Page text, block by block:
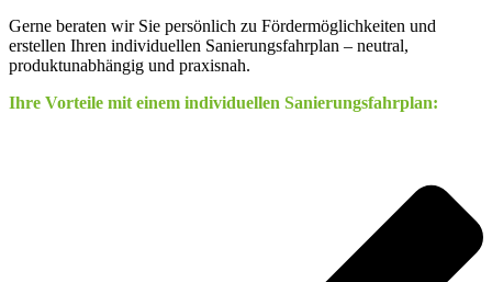
Gerne beraten wir Sie persönlich zu Fördermöglichkeiten und
erstellen Ihren individuellen Sanierungsfahrplan – neutral,
produktunabhängig und praxisnah.
Ihre Vorteile mit einem individuellen Sanierungsfahrplan: